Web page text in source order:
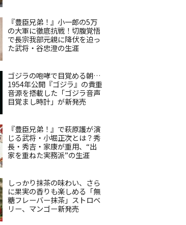
『豊臣兄弟！』小一郎の5万
の大軍に徹底抗戦！切腹覚悟
で長宗我部元親に降伏を迫っ
た武将・谷忠澄の生涯
ゴジラの咆哮で目覚める朝…
1954年公開『ゴジラ』の貴重
音源を搭載した「ゴジラ音声
目覚まし時計」が新発売
『豊臣兄弟！』で萩原護が演
じる武将・小堀正次とは？秀
長・秀吉・家康が重用、“出
家を重ねた実務派”の生涯
しっかり抹茶の味わい、さら
に果実の香りも楽しめる「無
糖フレーバー抹茶」ストロベ
リー、マンゴー新発売